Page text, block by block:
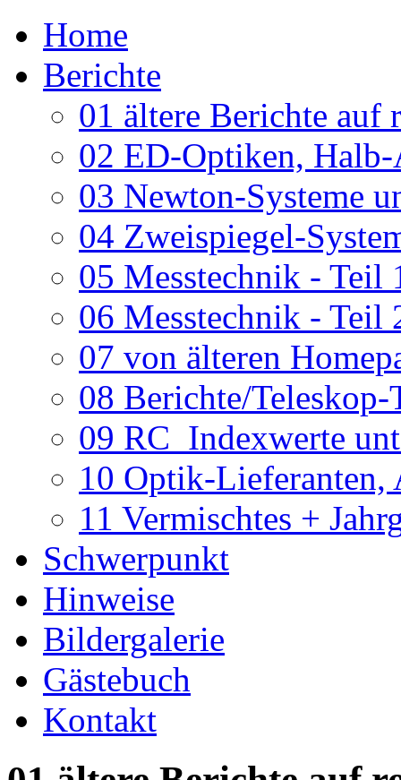
Home
Berichte
01 ältere Berichte auf
02 ED-Optiken, Halb-
03 Newton-Systeme
04 Zweispiegel-
05 Messtechnik - Teil
06 Messtechnik - Teil
07 von älteren
08 Berichte/
09 RC_Indexwerte
10 Optik-Lieferanten,
11 Vermischtes +
Schwerpunkt
Hinweise
Bildergalerie
Gästebuch
Kontakt